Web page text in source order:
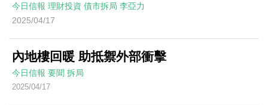
今日信報 理財投資 債市拆局 李亞力
2025/04/17
內地樓回暖 助抵禦外部衝擊
今日信報 要聞 拆局
2025/04/17